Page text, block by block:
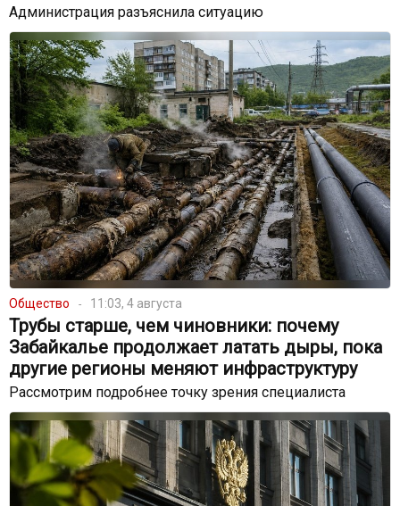
Администрация разъяснила ситуацию
Общество 11:03, 4 августа
Трубы старше, чем чиновники: почему
Забайкалье продолжает латать дыры, пока
другие регионы меняют инфраструктуру
Рассмотрим подробнее точку зрения специалиста